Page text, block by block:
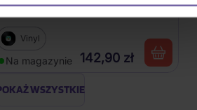
Nevermind
Vinyl
Na magazynie 142,90 zł
WSZYSTKIE